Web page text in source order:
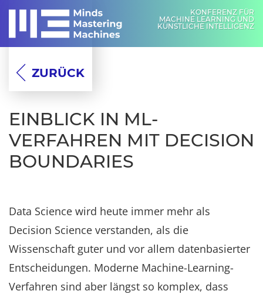
KONFERENZ FÜR
MACHINE LEARNING UND
KÜNSTLICHE INTELLIGENZ
ZURÜCK
EINBLICK IN ML-
VERFAHREN MIT DECISION
BOUNDARIES
Data Science wird heute immer mehr als
Decision Science verstanden, als die
Wissenschaft guter und vor allem datenbasierter
Entscheidungen. Moderne Machine-Learning-
Verfahren sind aber längst so komplex, dass